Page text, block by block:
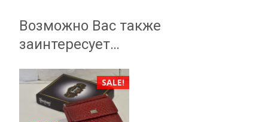
Возможно Вас также
заинтересует…
SALE!